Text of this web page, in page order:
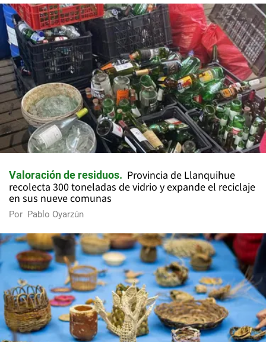
Valoración de residuos
Provincia de Llanquihue
recolecta 300 toneladas de vidrio y expande el reciclaje
en sus nueve comunas
Por Pablo Oyarzún